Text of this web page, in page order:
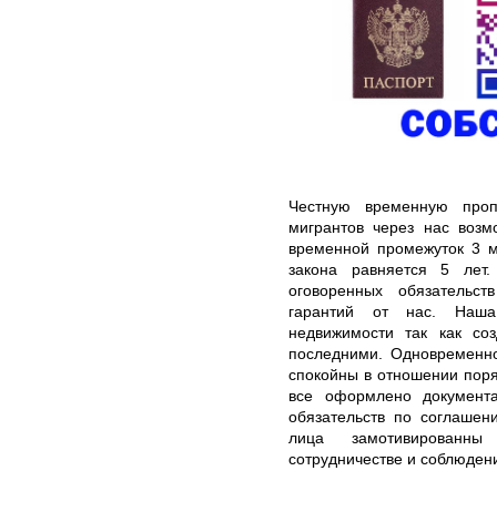
Честную временную
мигрантов через нас
временной промежуток 3
закона равняется 5
оговоренных
гарантий от нас.
недвижимости так как
последними.
спокойны в отношении
все оформлено
обязательств по
лица
сотрудничестве и